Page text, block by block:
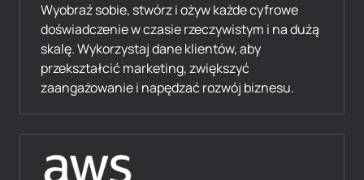
Wyobraź sobie, stwórz i ożyw każde cyfrowe
doświadczenie w czasie rzeczywistym i na dużą
skalę. Wykorzystaj dane klientów, aby
przekształcić marketing, zwiększyć
zaangażowanie i napędzać rozwój biznesu.